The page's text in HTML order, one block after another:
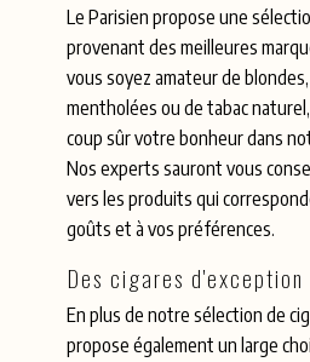
Le Parisien propose une
provenant des meilleures
vous soyez amateur de
mentholées ou de tabac
coup sûr votre bonheur dans
Nos experts sauront vous
vers les produits qui
goûts et à vos préférences.
Des cigares d'exception
En plus de notre sélection de
propose également un large